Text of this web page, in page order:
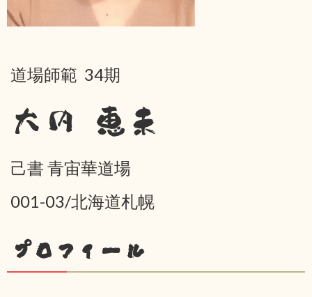
道場師範 34期
大内 恵未
己書 青宙華道場
001-03/北海道札幌
プロフィール